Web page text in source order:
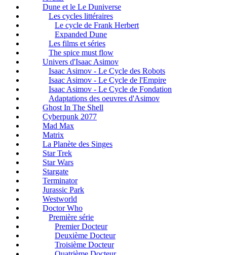
Dune et le Le Duniverse
Les cycles littéraires
Le cycle de Frank Herbert
Expanded Dune
Les films et séries
The spice must flow
Univers d'Isaac Asimov
Isaac Asimov - Le Cycle des Robots
Isaac Asimov - Le Cycle de l'Empire
Isaac Asimov - Le Cycle de Fondation
Adaptations des oeuvres d'Asimov
Ghost In The Shell
Cyberpunk 2077
Mad Max
Matrix
La Planète des Singes
Star Trek
Star Wars
Stargate
Terminator
Jurassic Park
Westworld
Doctor Who
Première série
Premier Docteur
Deuxième Docteur
Troisième Docteur